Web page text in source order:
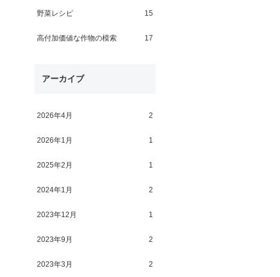
野菜レシピ 15
高付加価値な作物の模索 17
アーカイブ
2026年4月 2
2026年1月 1
2025年2月 1
2024年1月 2
2023年12月 1
2023年9月 2
2023年3月 2